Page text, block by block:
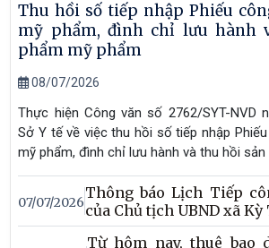
Thu hồi số tiếp nhập Phiếu
mỹ phẩm, đình chỉ lưu hành
phẩm mỹ phẩm
08/07/2026
Thực hiện Công văn số 2762/SYT-NVD
Sở Y tế về việc thu hồi số tiếp nhập
mỹ phẩm, đình chỉ lưu hành và thu hồi
07/07/2026
Thông báo Lịch Tiếp
của Chủ tịch UBND xã
Từ hôm nay, thuê bao